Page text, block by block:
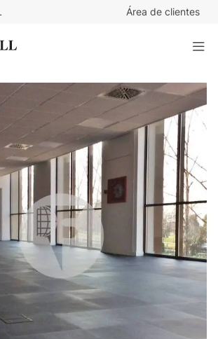
Área de clientes
exterior y luminosa en alquiler en Sant Just